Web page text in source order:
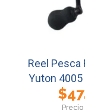
Reel Pesca
Yuton
$